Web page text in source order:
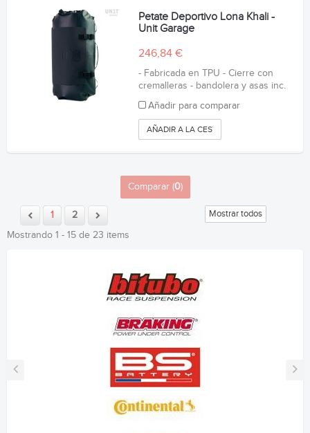
Petate Deportivo Lona Khali -
Unit Garage
246,84 €
- Fabricada en TPU - Cierre con
cremalleras - bandolera y asas inc.
Añadir para comparar
AÑADIR A LA CESTA
Comparar (0)
Mostrar todos
1
2
Mostrando 1 - 15 de 23 items